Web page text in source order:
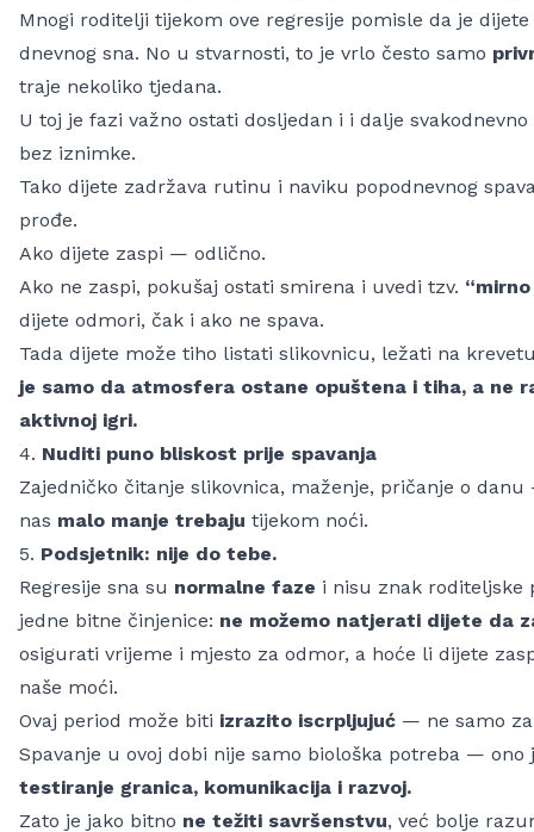
Mnogi roditelji tijekom ove regresije pomisle da je
dnevnog sna. No u stvarnosti, to je vrlo često samo
traje nekoliko tjedana.
U toj je fazi važno ostati dosljedan i i dalje
bez iznimke.
Tako dijete zadržava rutinu i naviku popodnevnog
prođe.
Ako dijete zaspi — odlično.
Ako ne zaspi, pokušaj ostati smirena i uvedi tzv.
dijete odmori, čak i ako ne spava.
Tada dijete može tiho listati slikovnicu, ležati na
je samo da atmosfera ostane opuštena i tiha, a ne
aktivnoj igri.
4. Nuditi puno bliskost prije spavanja
Zajedničko čitanje slikovnica, maženje, pričanje o
nas malo manje trebaju tijekom noći.
5. Podsjetnik: nije do tebe.
Regresije sna su normalne faze i nisu znak roditeljske
jedne bitne činjenice: ne možemo natjerati dijete da
osigurati vrijeme i mjesto za odmor, a hoće li dijete
naše moći.
Ovaj period može biti izrazito iscrpljujuć — ne samo
Spavanje u ovoj dobi nije samo biološka potreba — ono
testiranje granica, komunikacija i razvoj.
Zato je jako bitno ne težiti savršenstvu, već bolje